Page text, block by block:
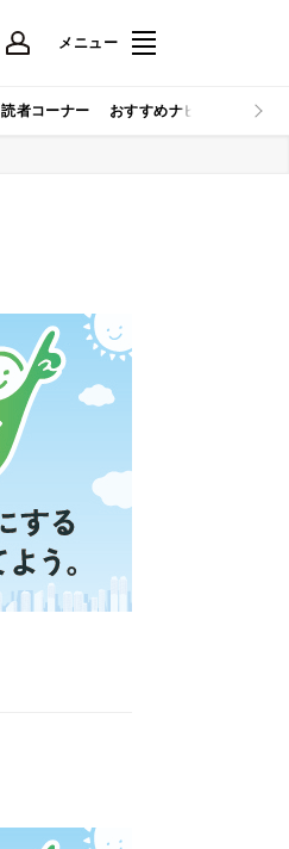
メニュー
読者コーナー おすすめナビ マイナビ